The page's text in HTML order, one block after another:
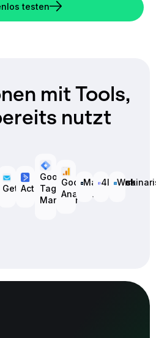
testen
mit Tools,
nutzt
GetResponse
ActiveCampaign
Google
Tag
Manager
Google
Analytics
Mailingwork
4leads